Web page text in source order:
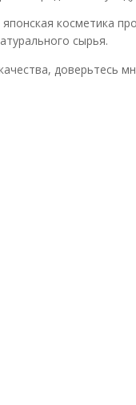
косметика
сырья.
доверьтесь